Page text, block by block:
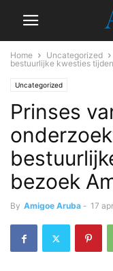
Home Uncategorized
bestuurlijke kwesties
Uncategorized
Prinses
bezoek
By Amigoe Aruba - 17